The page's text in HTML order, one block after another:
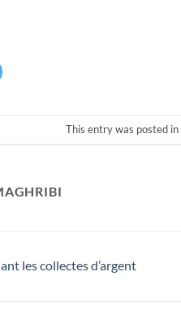
This entry was posted in
les collectes d’argent